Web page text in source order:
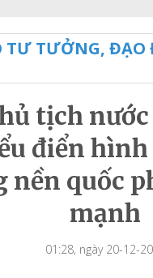
TƯ TƯỞNG,
tịch
điển
nền quốc
mạnh
01:28, ngày 20-12-